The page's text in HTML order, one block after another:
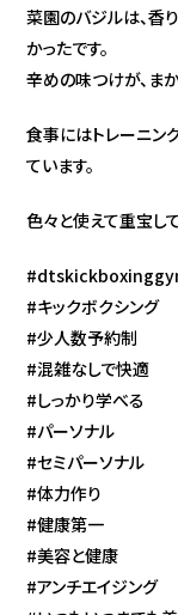
菜園のバジルは、香
かったです。
辛めの味つけが、ま
食事にはトレーニン
ています。
色々と使えて重宝し
#キックボクシング
#少人数予約制
#混雑なしで快適
#しっかり学べる
#パーソナル
#セミパーソナル
#体力作り
#健康第一
#美容と健康
#アンチエイジング